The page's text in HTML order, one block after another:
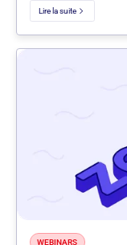
Lire la suite
WEBINARS